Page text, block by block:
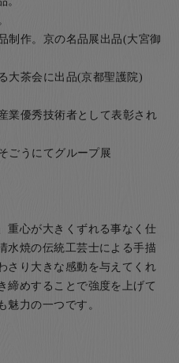
制作。京の名品展出品(大宮御
大茶会に出品(京都聖護院)
優秀技術者として表彰され
うにてグループ展
重心が大きくずれる事なく仕
水焼の伝統工芸士による手描
さり大きな感動を与えてくれ
締めすることで強度を上げて
魅力の一つです。